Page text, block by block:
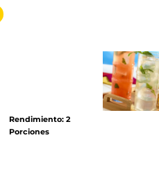
Rendimiento: 2
Porciones